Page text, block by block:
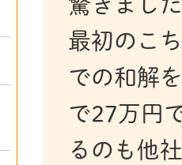
最初のこ
での和解
で27万円
るのも他